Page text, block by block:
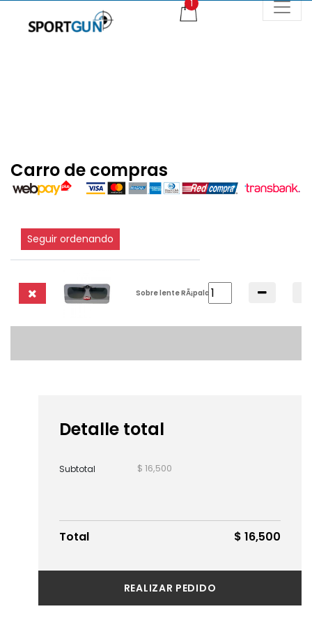
Carro de compras
Seguir ordenando
Sobre lente RÃ¡pala
Detalle total
Subtotal $ 16,500
Total $ 16,500
REALIZAR PEDIDO